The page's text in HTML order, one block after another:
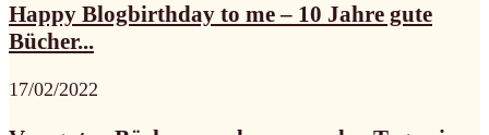
Happy Blogbirthday to me – 10 Jahre gute
Bücher...
17/02/2022